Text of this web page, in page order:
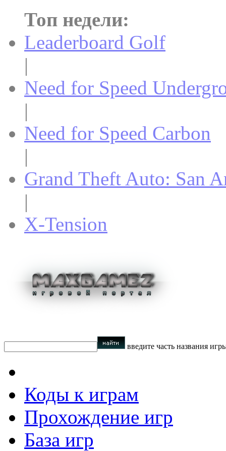
Топ недели:
Leaderboard Golf
|
Need for Speed
|
Need for Speed Carbon
|
Grand Theft Auto: San
|
X-Tension
введите часть названия
Коды к играм
Прохождение игр
База игр